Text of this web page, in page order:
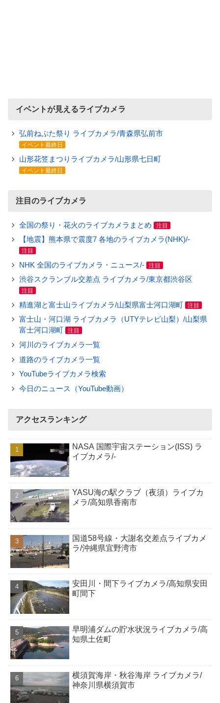
イベントが見えるライブカメラ
弘前ねぷた祭り ライブカメラ/青森県弘前市
イベント最終日
山形花笠まつりライブカメラ/山形県七日町
イベント最終日
注目のライブカメラ
全国の祭り・花火のライブカメラまとめ 注目
【地震】熊本県で震度7 各地のライブカメラ(NHK)/-
注目
NHK 全国のライブカメラ・ニュース/- 注目
渋谷スクランブル交差点 ライブカメラ/東京都渋谷区
注目
精進湖と富士山ライブカメラ/山梨県富士河口湖町 注目
富士山・河口湖 ライブカメラ（UTYテレビ山梨）/山梨県
富士河口湖町
注目
河川のライブカメラ一覧
道路のライブカメラ一覧
YouTubeライブカメラ検索
今日のニュース（YouTube動画）
アクセスランキング
NASA 国際宇宙ステーション(ISS) ラ
イブカメラ/-
YASU海の駅クラブ（夜須）ライブカ
メラ/高知県香南市
国道58号線・大謝名交差点ライブカメ
ラ/沖縄県宜野湾市
安田川・間下ライブカメラ/高知県安田
町間下
早明浦ダムの貯水状況ライブカメラ/高
知県土佐町
横須賀海岸・秋谷海岸 ライブカメラ/
神奈川県横須賀市